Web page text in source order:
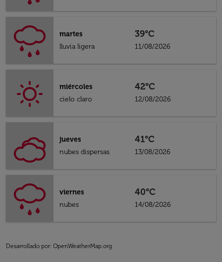
martes
lluvia ligera
39°C
11/08/2026
miércoles
cielo claro
42°C
12/08/2026
jueves
nubes dispersas
41°C
13/08/2026
viernes
nubes
40°C
14/08/2026
Desarrollado por: OpenWeatherMap.org